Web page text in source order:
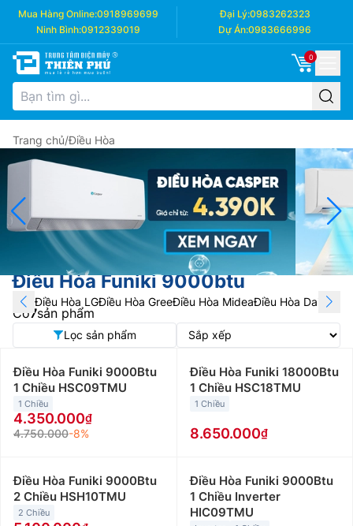
Mua Hàng Online:0918969699 Đại Lý:0983262323
Ninh Bình:0912339019 Dự Án:0983666996
0
Trang chủ/Điều Hòa
Điều Hòa Funiki 9000btu
Điều Hòa LGĐiều Hòa GreeĐiều Hòa MideaĐiều Hòa Daikin
Có7sản phẩm
Lọc sản phẩm
Điều Hòa Funiki 9000Btu
1 Chiều HSC09TMU
1 Chiều
4.350.000
4.750.000-8%
Điều Hòa Funiki 18000Btu
1 Chiều HSC18TMU
1 Chiều
8.650.000
Điều Hòa Funiki 9000Btu
2 Chiều HSH10TMU
2 Chiều
Điều Hòa Funiki 9000Btu
1 Chiều Inverter
HIC09TMU